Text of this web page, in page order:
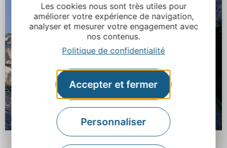
Les cookies nous sont très utiles pour
améliorer votre expérience de navigation,
analyser et mesurer votre engagement avec
nos contenus.
Politique de confidentialité
Accepter et fermer
Personnaliser